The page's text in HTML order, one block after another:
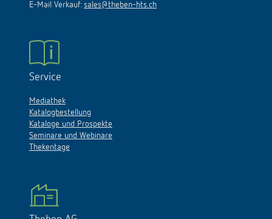
E-Mail Verkauf: sales@theben-hts.ch
Service
Mediathek
Katalogbestellung
Kataloge und Prospekte
Seminare und Webinare
Thekentage